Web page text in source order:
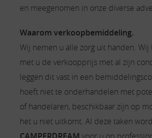
en meegenomen in onze diverse
Waarom verkoopbemiddeling.
Wij nemen u alle zorg uit handen.
met u de verkoopprijs met al zijn
leggen dit vast in een
hoeft niet te onderhandelen met
of handelaren, beschikbaar zijn op
het u niet uitkomt. Al deze taken